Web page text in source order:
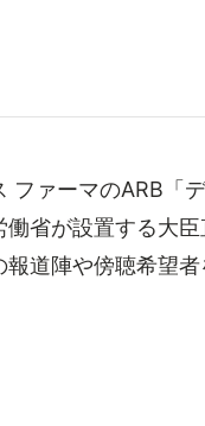
ァーマのARB「
働省が設置する大
報道陣や傍聴希望